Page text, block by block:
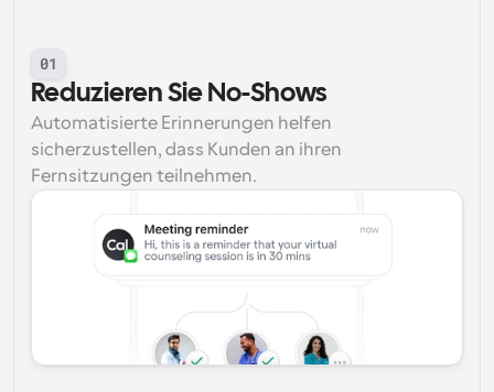
01
Reduzieren Sie No-Shows
Automatisierte Erinnerungen helfen
sicherzustellen, dass Kunden an ihren
Fernsitzungen teilnehmen.